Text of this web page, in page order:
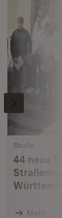
Straße
44 neue
Mehr